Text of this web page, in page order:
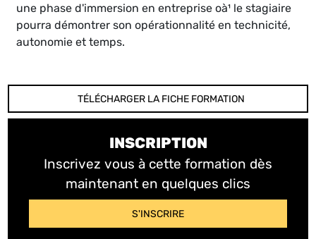
une phase d'immersion en entreprise oà¹ le stagiaire
pourra démontrer son opérationnalité en technicité,
autonomie et temps.
TÉLÉCHARGER LA FICHE FORMATION
INSCRIPTION
Inscrivez vous à cette formation dès
maintenant en quelques clics
S'INSCRIRE